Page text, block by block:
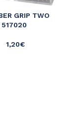
GRIP TWO
517020
1,20€